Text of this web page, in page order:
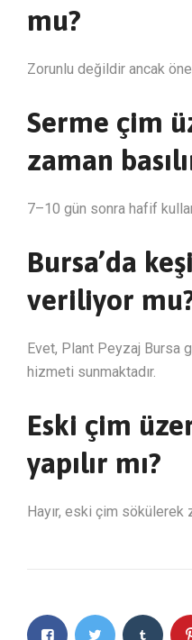
mu?
Zorunlu değildir ancak
Serme çim
zaman
7–10 gün sonra hafif
Bursa’da
veriliyor
Evet, Plant Peyzaj Bursa
hizmeti sunmaktadır.
Eski çim
yapılır mı?
Hayır, eski çim sökülerek